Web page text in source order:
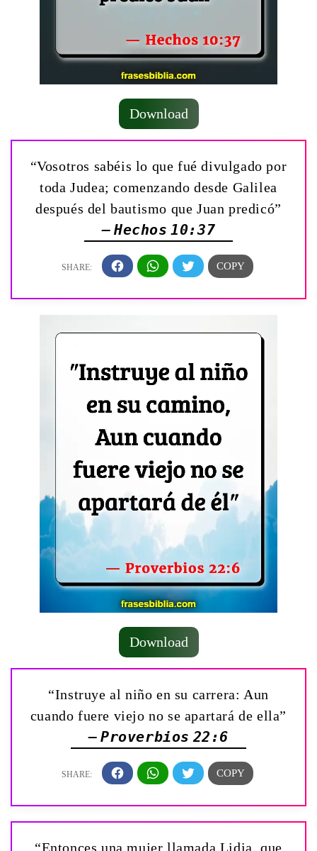
Download
“Vosotros sabéis lo que fué divulgado por
toda Judea; comenzando desde Galilea
después del bautismo que Juan predicó”
— Hechos 10:37
Download
“Instruye al niño en su carrera: Aun
cuando fuere viejo no se apartará de ella”
— Proverbios 22:6
“Entonces una mujer llamada Lidia, que